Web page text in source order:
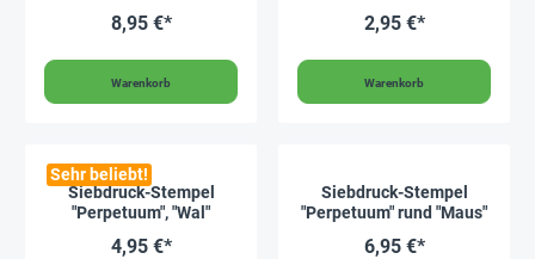
8,95 €*
Warenkorb
2,95 €*
Warenkorb
Sehr beliebt!
Siebdruck-Stempel
"Perpetuum", "Wal"
4,95 €*
Siebdruck-Stempel
"Perpetuum" rund "Maus"
6,95 €*